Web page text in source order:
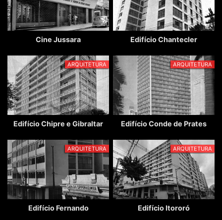
Cine Jussara Edifício Chantecler
ARQUITETURA
Edifício Chipre e Gibraltar
ARQUITETURA
Edifício Conde de Prates
ARQUITETURA
Edifício Fernando
ARQUITETURA
Edifício Itororó